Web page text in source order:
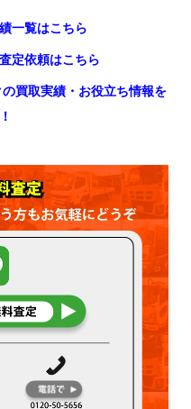
一覧はこちら
定依頼はこちら
買取実績・お役立ち情報を